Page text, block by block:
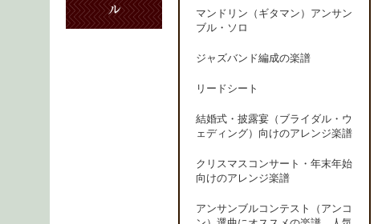
マンドリン（ギタマン）アンサン
ブル・ソロ
ジャズバンド編成の楽譜
リードシート
結婚式・披露宴（ブライダル・ウ
ェディング）向けのアレンジ楽譜
クリスマスコンサート・年末年始
向けのアレンジ楽譜
アンサンブルコンテスト（アンコ